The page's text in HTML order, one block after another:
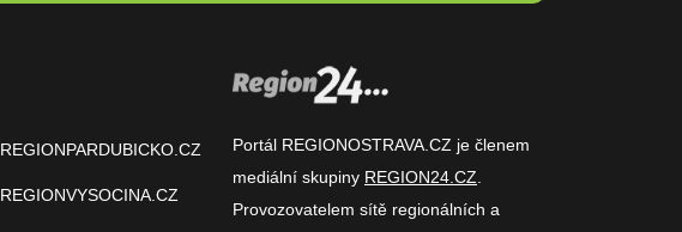
REGIONPARDUBICKO.CZ
REGIONVYSOCINA.CZ
Portál REGIONOSTRAVA.CZ je členem
mediální skupiny REGION24.CZ
Provozovatelem sítě regionálních a